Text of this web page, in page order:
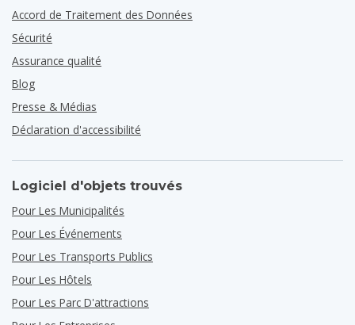
Accord de Traitement des Données
Sécurité
Assurance qualité
Blog
Presse & Médias
Déclaration d'accessibilité
Logiciel d'objets trouvés
Pour Les Municipalités
Pour Les Événements
Pour Les Transports Publics
Pour Les Hôtels
Pour Les Parc D'attractions